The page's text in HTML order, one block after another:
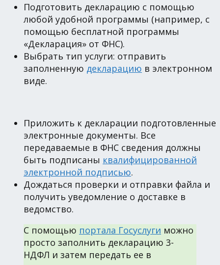
Подготовить декларацию с помощью
любой удобной программы (например, с
помощью бесплатной программы
«Декларация» от ФНС).
Выбрать тип услуги: отправить
заполненную декларацию в электронном
виде.
Приложить к декларации подготовленные
электронные документы. Все
передаваемые в ФНС сведения должны
быть подписаны квалифицированной
электронной подписью.
Дождаться проверки и отправки файла и
получить уведомление о доставке в
ведомство.
С помощью портала Госуслуги можно
просто заполнить декларацию 3-
НДФЛ и затем передать ее в